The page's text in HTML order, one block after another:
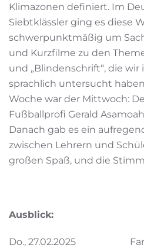
Klimazonen definiert. Im
Siebtklässler ging es diese
schwerpunktmäßig um
und Kurzfilme zu den
und „Blindenschrift“, die
sprachlich untersucht
Woche war der Mittwoch:
Fußballprofi Gerald
Danach gab es ein
zwischen Lehrern und
großen Spaß, und die
Ausblick:
Do., 27.02.2025